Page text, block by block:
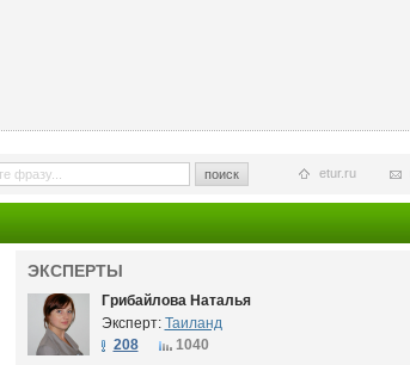
поиск etur.ru
ЭКСПЕРТЫ
Грибайлова Наталья
Эксперт: Таиланд
208
1040